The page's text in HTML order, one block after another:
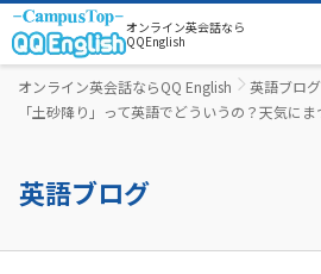
オンライン英会話なら
QQEnglish
オンライン英会話ならQQ English
英語ブログ
「土砂降り」って英語でどういうの？天気に
英語ブログ